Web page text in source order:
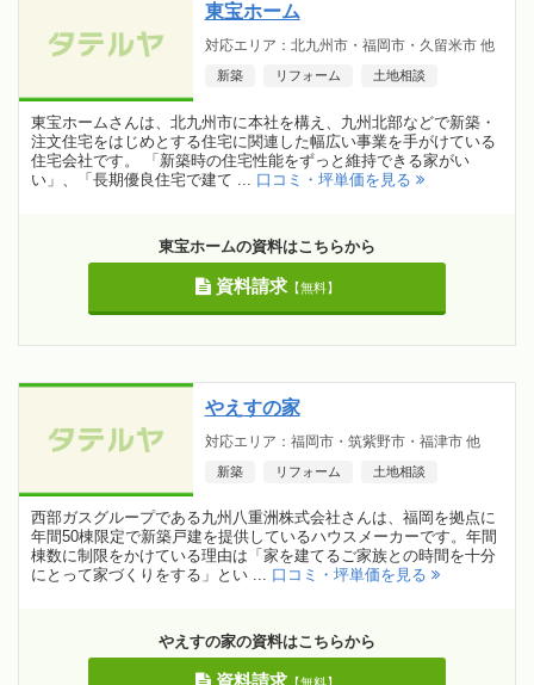
東宝ホーム
対応エリア：北九州市・福岡市・久留米市 他
新築 リフォーム 土地相談
東宝ホームさんは、北九州市に本社を構え、九州北部などで新築・
注文住宅をはじめとする住宅に関連した幅広い事業を手がけている
住宅会社です。 「新築時の住宅性能をずっと維持できる家がい
い」、「長期優良住宅で建て ... 口コミ・坪単価を見る
東宝ホームの資料はこちらから
資料請求【無料】
やえすの家
対応エリア：福岡市・筑紫野市・福津市 他
新築 リフォーム 土地相談
西部ガスグループである九州八重洲株式会社さんは、福岡を拠点に
年間50棟限定で新築戸建を提供しているハウスメーカーです。年間
棟数に制限をかけている理由は「家を建てるご家族との時間を十分
にとって家づくりをする」とい ... 口コミ・坪単価を見る
やえすの家の資料はこちらから